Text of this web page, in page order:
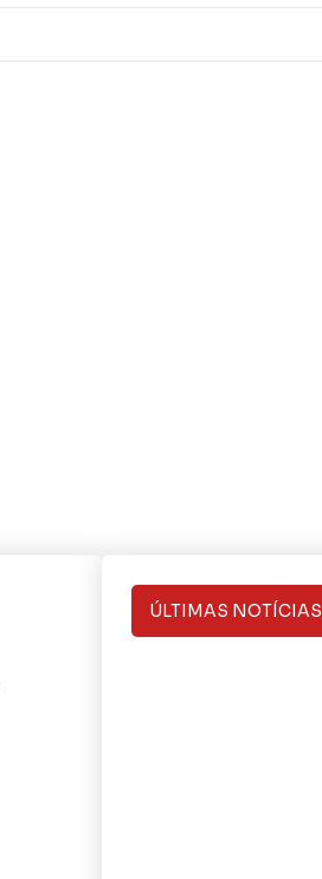
ÚLTIMAS NOTÍCIAS